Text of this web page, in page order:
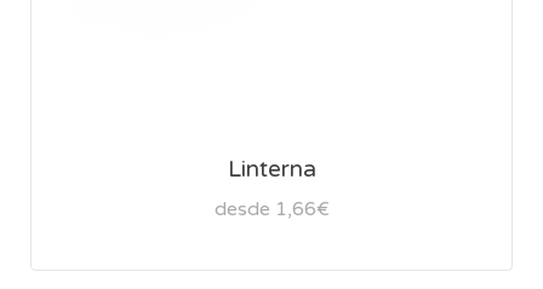
Linterna
desde 1,66€